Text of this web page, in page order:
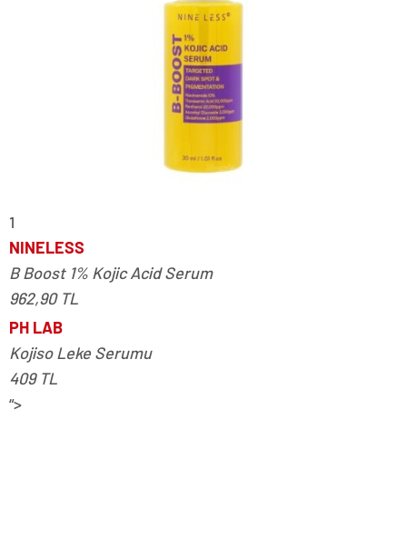
1
NINELESS
B Boost 1% Kojic Acid Serum
962,90 TL
PH LAB
Kojiso Leke Serumu
409 TL
“>